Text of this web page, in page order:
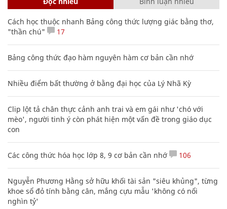
Cách học thuộc nhanh Bảng công thức lượng giác bằng thơ,
"thần chú"
17
Bảng công thức đạo hàm nguyên hàm cơ bản cần nhớ
Nhiều điểm bất thường ở bằng đại học của Lý Nhã Kỳ
Clip lột tả chân thực cảnh anh trai và em gái như 'chó với
mèo', người tinh ý còn phát hiện một vấn đề trong giáo dục
con
Các công thức hóa học lớp 8, 9 cơ bản cần nhớ 106
Nguyễn Phương Hằng sở hữu khối tài sản "siêu khủng", từng
khoe sổ đỏ tính bằng cân, mắng cựu mẫu 'không có nổi
nghìn tỷ'